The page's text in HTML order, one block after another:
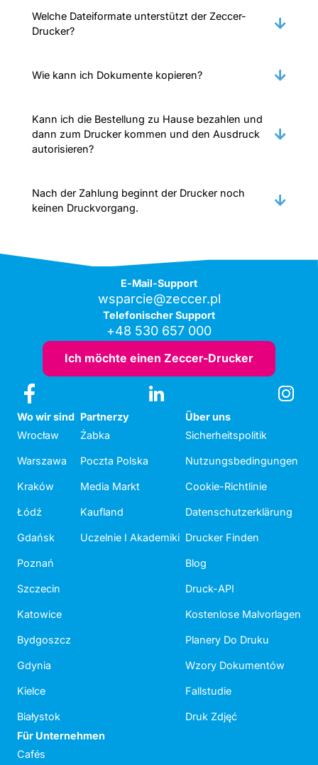
Welche Dateiformate unterstützt der Zeccer-
Drucker?
Wie kann ich Dokumente kopieren?
Kann ich die Bestellung zu Hause bezahlen und
dann zum Drucker kommen und den Ausdruck
autorisieren?
Nach der Zahlung beginnt der Drucker noch
keinen Druckvorgang.
E-Mail-Support
wsparcie@zeccer.pl
Telefonischer Support
+48 530 657 000
Ich möchte einen Zeccer-Drucker
Wo wir sind
Wrocław
Warszawa
Kraków
Łódź
Gdańsk
Poznań
Szczecin
Katowice
Bydgoszcz
Gdynia
Kielce
Białystok
Partnerzy
Żabka
Poczta Polska
Media Markt
Kaufland
Uczelnie I Akademiki
Über uns
Sicherheitspolitik
Nutzungsbedingungen
Cookie-Richtlinie
Datenschutzerklärung
Drucker Finden
Blog
Druck-API
Kostenlose Malvorlagen
Planery Do Druku
Wzory Dokumentów
Fallstudie
Druk Zdjęć
Für Unternehmen
Cafés